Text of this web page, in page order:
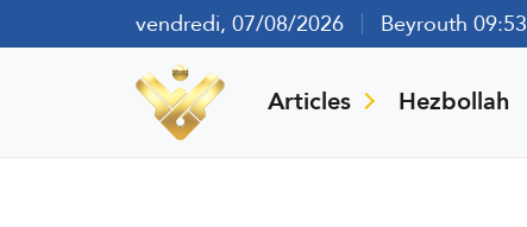
vendredi, 07/08/2026 Beyrouth 09:53
Articles Hezbollah